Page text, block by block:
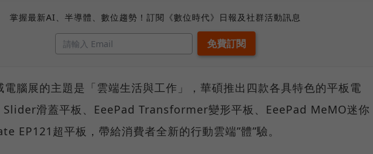
掌握最新AI、半導體、數位趨勢！訂閱《數位時代》日報及社群活動訊息
電腦展的主題是「雲端生活與工作」，華碩推出四款各具特色的平板電
Slider滑蓋平板、EeePad Transformer變形平板、EeePad MeMO迷你
EP121超平板，帶給消費者全新的行動雲端”體”驗。